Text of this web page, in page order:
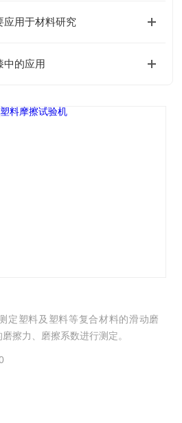
应用于材料研究
中的应用
定塑料及塑料等复合材料的滑动磨
擦力、磨擦系数进行测定。